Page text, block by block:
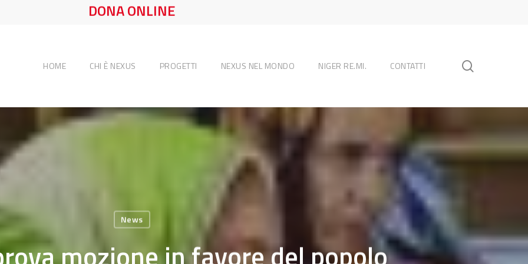
DONA ONLINE
HOME CHI È NEXUS PROGETTI NEXUS NEL MONDO NIGER RE.MI. CONTATTI
News